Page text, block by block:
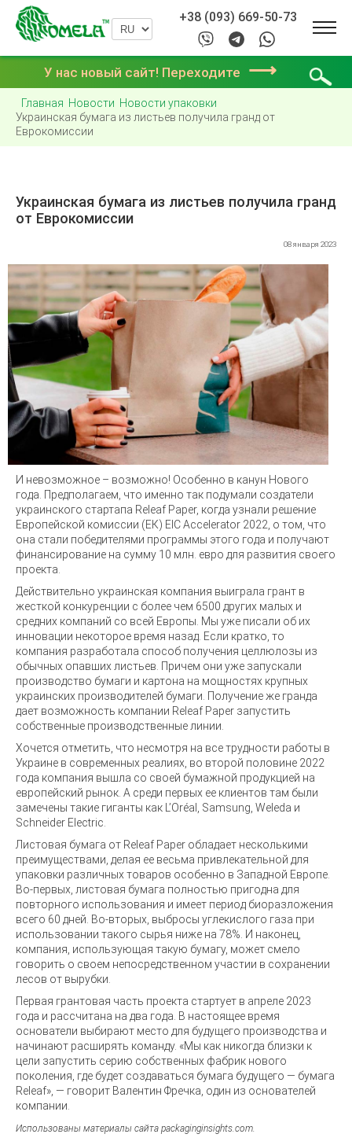
+38 (093) 669-50-73
У нас новый сайт! Переходите ⟶
Главная Новости Новости упаковки
Украинская бумага из листьев получила гранд от
Еврокомиссии
Украинская бумага из листьев получила гранд
от Еврокомиссии
08 января 2023
И невозможное – возможно! Особенно в канун Нового
года. Предполагаем, что именно так подумали создатели
украинского стартапа Releaf Paper, когда узнали решение
Европейской комиссии (ЕК) EIC Accelerator 2022, о том, что
она стали победителями программы этого года и получают
финансирование на сумму 10 млн. евро для развития своего
проекта.
Действительно украинская компания выиграла грант в
жесткой конкуренции с более чем 6500 других малых и
средних компаний со всей Европы. Мы уже писали об их
инновации некоторое время назад. Если кратко, то
компания разработала способ получения целлюлозы из
обычных опавших листьев. Причем они уже запускали
производство бумаги и картона на мощностях крупных
украинских производителей бумаги. Получение же гранда
дает возможность компании Releaf Paper запустить
собственные производственные линии.
Хочется отметить, что несмотря на все трудности работы в
Украине в современных реалиях, во второй половине 2022
года компания вышла со своей бумажной продукцией на
европейский рынок. А среди первых ее клиентов там были
замечены такие гиганты как L’Oréal, Samsung, Weleda и
Schneider Electric.
Листовая бумага от Releaf Paper обладает несколькими
преимуществами, делая ее весьма привлекательной для
упаковки различных товаров особенно в Западной Европе.
Во-первых, листовая бумага полностью пригодна для
повторного использования и имеет период биоразложения
всего 60 дней. Во-вторых, выбросы углекислого газа при
использовании такого сырья ниже на 78%. И наконец,
компания, использующая такую бумагу, может смело
говорить о своем непосредственном участии в сохранении
лесов от вырубки.
Первая грантовая часть проекта стартует в апреле 2023
года и рассчитана на два года. В настоящее время
основатели выбирают место для будущего производства и
начинают расширять команду. «Мы как никогда близки к
цели запустить серию собственных фабрик нового
поколения, где будет создаваться бумага будущего — бумага
Releaf», — говорит Валентин Фречка, один из основателей
компании.
Использованы материалы сайта packaginginsights.com.